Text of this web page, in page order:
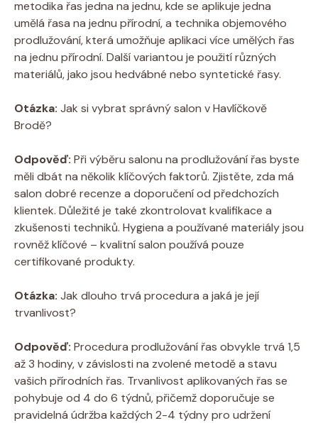
metodika řas jedna na jednu, ​kde se aplikuje jedna
umělá⁤ řasa⁢ na jednu​ přírodní, a technika objemového⁣
prodlužování, která umožňuje aplikaci více umělých řas
na⁣ jednu přírodní. Další variantou je použití různých
materiálů, jako jsou‍ hedvábné nebo syntetické řasy.
Otázka: Jak si vybrat správný salon v Havlíčkově
Brodě?
Odpověď: ⁣Při výběru salonu na prodlužování řas byste⁣
měli dbát⁤ na ‌několik klíčových faktorů. Zjistěte, zda má
⁤salon dobré recenze a​ doporučení od⁣ předchozích
klientek. Důležité je také zkontrolovat kvalifikace a
zkušenosti techniků. Hygiena a používané ⁣materiály jsou
rovněž klíčové – kvalitní salon používá pouze⁤
certifikované produkty.
Otázka: Jak dlouho trvá procedura a jaká je její
trvanlivost?
Odpověď: Procedura prodlužování řas​ obvykle trvá 1,5
až 3 hodiny, v závislosti na zvolené metodě a⁢ stavu
vašich ⁣přírodních řas. Trvanlivost aplikovaných řas ​se
pohybuje od 4 do 6 týdnů, přičemž doporučuje se
pravidelná údržba každých 2-4 týdny pro udržení